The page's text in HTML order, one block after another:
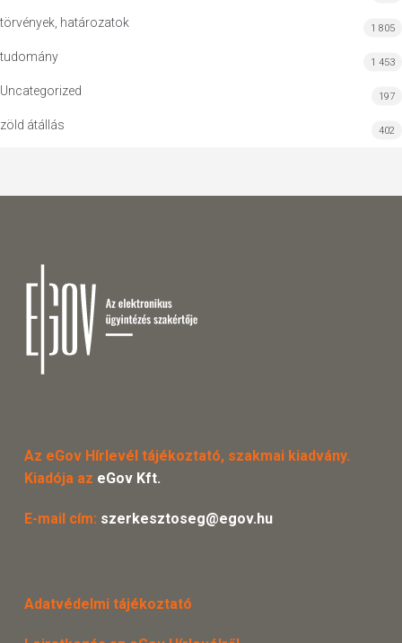
törvények, határozatok 1 805
tudomány 1 453
Uncategorized 197
zöld átállás 402
Az eGov Hírlevél tájékoztató, szakmai kiadvány.
Kiadója az eGov Kft.
E-mail cím: szerkesztoseg@egov.hu
Adatvédelmi tájékoztató